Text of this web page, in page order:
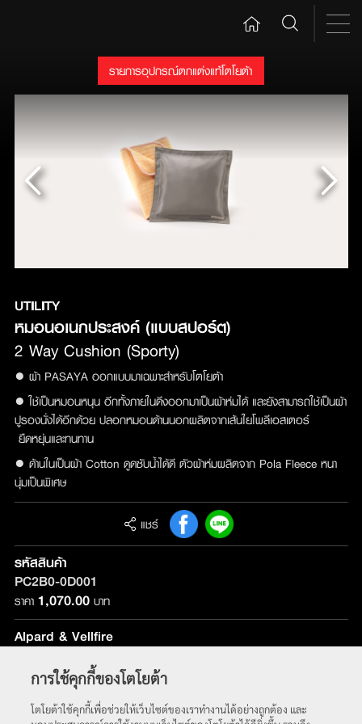
รายการอุปกรณ์ตกแต่งแท้โตโยต้า
UTILITY
หมอนอเนกประสงค์ (แบบสปอร์ต)
2 Way Cushion (Sporty)
● ผ้า PASAYA ออกแบบมาเฉพาะสำหรับโตโยต้า
● ใช้เป็นหมอนหนุน อีกทั้งภายในดึงออกมาเป็นผ้าห่มได้ และยังสามารถใช้เป็นผ้า
ปูรองนั่งได้อีกด้วย ปลอกหมอนด้านนอกผลิตจากเส้นใยโพลีเอสเตอร์
ยืดหยุ่นและทนทาน
● ด้านในเป็นผ้า Cotton ดูดซับน้ำได้ดี ตัวผ้าห่มผลิตจาก Pola Fleece หนา
นุ่มเป็นพิเศษ
แชร์
รหัสสินค้า
PC2B0-0D001
ราคา 1,070.00บาท
Alpard & Vellfire
หน้าหลัก
การใช้คุกกี้ของโตโยต้า
โตโยต้าใช้คุกกี้เพื่อช่วยให้เว็บไซต์ของเราทำงานได้อย่างถูกต้อง และ